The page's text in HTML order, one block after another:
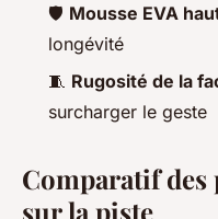
🛡️ Mousse EVA
longévité
🧵 Rugosité de la
surcharger le geste
Comparatif
sur la piste